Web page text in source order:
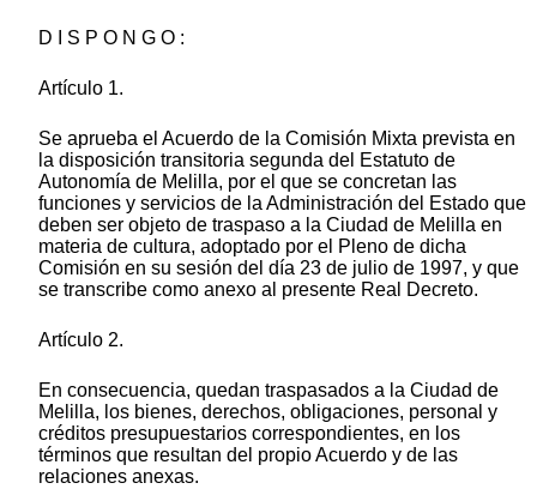
D I S P O N G O :
Artículo 1.
Se aprueba el Acuerdo de la Comisión Mixta prevista en
la disposición transitoria segunda del Estatuto de
Autonomía de Melilla, por el que se concretan las
funciones y servicios de la Administración del Estado que
deben ser objeto de traspaso a la Ciudad de Melilla en
materia de cultura, adoptado por el Pleno de dicha
Comisión en su sesión del día 23 de julio de 1997, y que
se transcribe como anexo al presente Real Decreto.
Artículo 2.
En consecuencia, quedan traspasados a la Ciudad de
Melilla, los bienes, derechos, obligaciones, personal y
créditos presupuestarios correspondientes, en los
términos que resultan del propio Acuerdo y de las
relaciones anexas.